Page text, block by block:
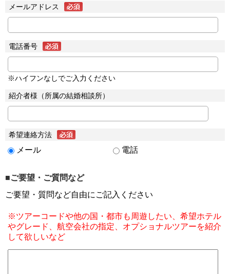
メールアドレス
電話番号
※ハイフンなしでご入力ください
紹介者様（所属の結婚相談所）
希望連絡方法
メール 電話
■ご要望・ご質問など
ご要望・質問など自由にご記入ください
※ツアーコードや他の国・都市も周遊したい、希望ホテル
やグレード、航空会社の指定、オプショナルツアーを紹介
して欲しいなど